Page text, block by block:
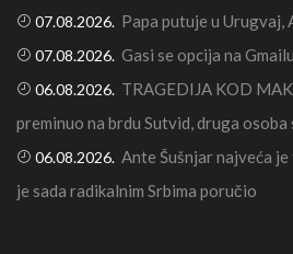
07.08.2026. Papa putuje u Urugvaj,
07.08.2026. Gasi se opcija na
06.08.2026. TRAGEDIJA KOD
preminuo na brdu Sutvid, druga osoba
06.08.2026. Ante Šušnjar najveća
je sada radikalnim Srbima poručio